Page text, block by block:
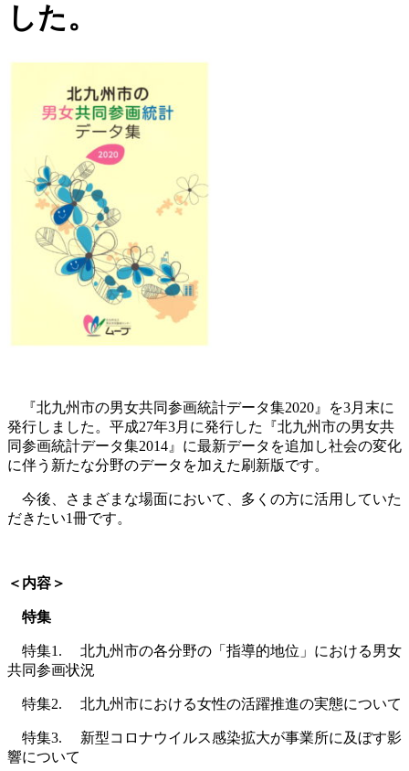
した。
『北九州市の男女共同参画統計データ集2020』を3月末に
発行しました。平成27年3月に発行した『北九州市の男女共
同参画統計データ集2014』に最新データを追加し社会の変化
に伴う新たな分野のデータを加えた刷新版です。
今後、さまざまな場面において、多くの方に活用していた
だきたい1冊です。
＜内容＞
特集
特集1. 北九州市の各分野の「指導的地位」における男女
共同参画状況
特集2. 北九州市における女性の活躍推進の実態について
特集3. 新型コロナウイルス感染拡大が事業所に及ぼす影
響について